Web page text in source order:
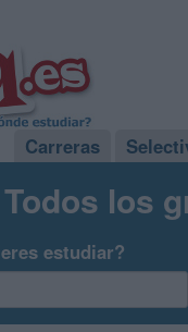
Carreras
Todos los
estudiar?